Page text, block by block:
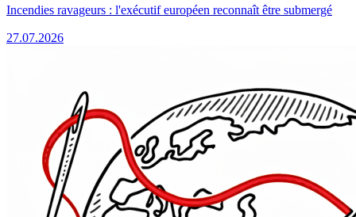
Incendies ravageurs : l'exécutif européen reconnaît être submergé
27.07.2026